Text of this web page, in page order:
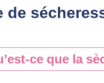
de
ce que la